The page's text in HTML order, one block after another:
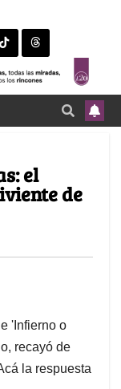
el
de
'Infierno o
recayó de
la respuesta